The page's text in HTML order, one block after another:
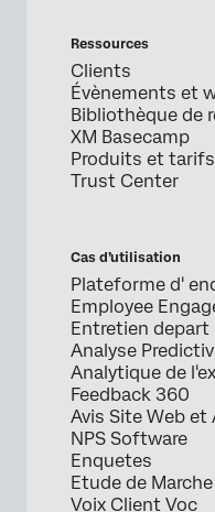
Ressources
Clients
Évènements et
Bibliothèque de
XM Basecamp
Produits et tarifs
Trust Center
Cas d’utilisation
Plateforme d'
Employee
Entretien depart
Analyse
Analytique de
Feedback 360
Avis Site Web
NPS Software
Enquetes
Etude de Marche
Voix Client Voc